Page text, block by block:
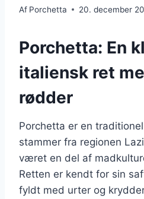
Af Porchetta 20. december
Porchetta: En
italiensk ret
rødder
Porchetta er en
stammer fra regionen
været en del af
Retten er kendt for sin
fyldt med urter og